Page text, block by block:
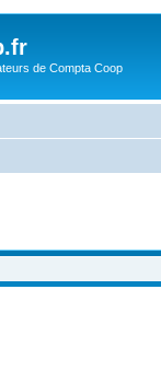
de Compta Coop